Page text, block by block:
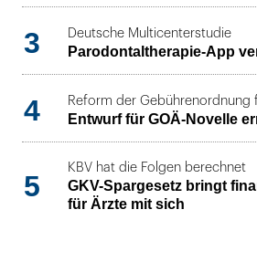
3 Deutsche Multicenterstudie
Parodontaltherapie-App
4 Reform der Gebührenordnung
Entwurf für GOÄ-Novelle
5
KBV hat die Folgen berechnet
GKV-Spargesetz bringt
für Ärzte mit sich